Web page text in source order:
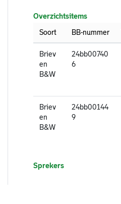
Overzichtsitems
Soort
BB-nummer
Briev
en
B&W
24bb00740
6
Briev
en
B&W
24bb00144
9
Sprekers